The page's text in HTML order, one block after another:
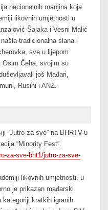
nacionalnih manjina koja
likovnih umjetnosti u
Šalaka i Vesni Malić
tradicionalna slana i
sve u lijepom
Osim Čeha, svojim su
još Mađari,
Rusini i ANZ.
“Jutro za sve” na BHRTV-u
“Minority Fest”.
za-sve-bht1/jutro-za-sve-
likovnih umjetnosti, u
je prikazan mađarski
kratkih igranih